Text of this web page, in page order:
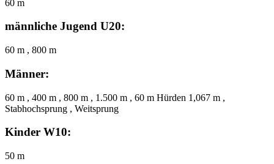
60 m
männliche Jugend U20:
60 m , 800 m
Männer:
60 m , 400 m , 800 m , 1.500 m , 60 m Hürden 1,067 m ,
Stabhochsprung , Weitsprung
Kinder W10:
50 m